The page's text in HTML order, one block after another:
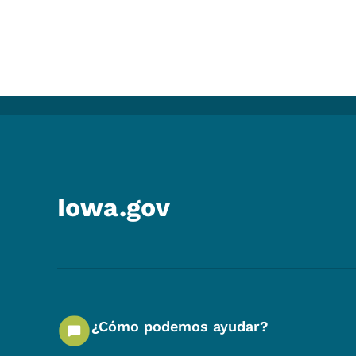
Iowa.gov
¿Cómo podemos ayudar?